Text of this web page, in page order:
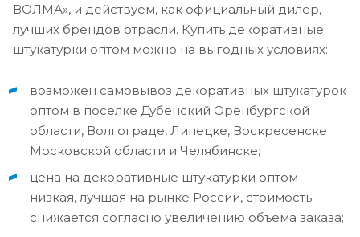
ВОЛМА», и действуем, как официальный дилер,
лучших брендов отрасли. Купить декоративные
штукатурки оптом можно на выгодных условиях:
возможен самовывоз декоративных штукатурок
оптом в поселке Дубенский Оренбургской
области, Волгограде, Липецке, Воскресенске
Московской области и Челябинске;
цена на декоративные штукатурки оптом –
низкая, лучшая на рынке России, стоимость
снижается согласно увеличению объема заказа;